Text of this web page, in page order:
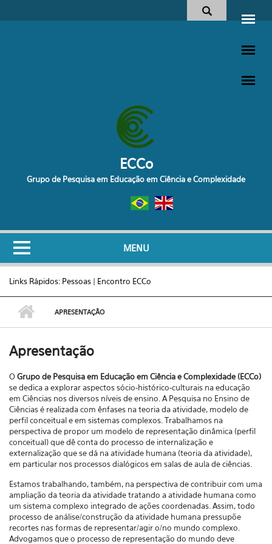
Formulário de busca
ECCo
Grupo de Pesquisa em Educação em Ciência e Complexidade
MENU
Links Rápidos: Pessoas | Encontro ECCo
APRESENTAÇÃO
Apresentação
OGrupo de Pesquisa em Educação em Ciência e Complexidade (ECCo)
se dedica a explorar aspectos sócio-histórico-culturais na educação
em Ciências nos diversos níveis de ensino. A Pesquisa no Ensino de
Ciências é realizada com ênfases na teoria da atividade, modelo de
perfil conceitual e em sistemas complexos. Trabalhamos na
perspectiva de propor um modelo de representação dinâmica (perfil
conceitual) que dê conta do processo de internalização e
externalização que se dá na atividade humana (teoria da atividade),
em particular nos processos dialógicos em salas de aula de ciências.
Estamos trabalhando, também, na perspectiva de contribuir com uma
ampliação da teoria da atividade tratando a atividade humana como
um sistema complexo integrado de ações coordenadas. Assim, todo
processo de análise/construção da atividade humana pressupõe
recortes nas formas de representar/agir o/no mundo complexo.
Advogamos que o processo de representação do mundo deve